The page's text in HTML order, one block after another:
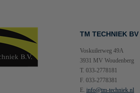
TM TECHNIEK BV
Voskuilerweg 49A
3931 MV Woudenberg
T. 033-2778181
F. 033-2778381
E. info@tm-techniek.nl